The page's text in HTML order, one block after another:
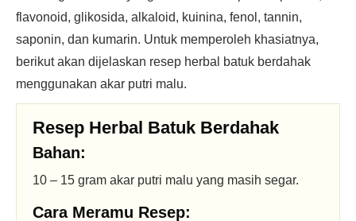
flavonoid, glikosida, alkaloid, kuinina, fenol, tannin,
saponin, dan kumarin. Untuk memperoleh khasiatnya,
berikut akan dijelaskan resep herbal batuk berdahak
menggunakan akar putri malu.
Resep Herbal Batuk Berdahak
Bahan:
10 – 15 gram akar putri malu yang masih segar.
Cara Meramu Resep: